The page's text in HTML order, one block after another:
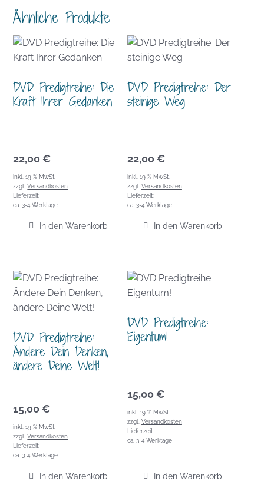
Ähnliche Produkte
DVD Predigtreihe: Die
Kraft Ihrer Gedanken
22,00 €
inkl. 19 % MwSt.
zzgl.Versandkosten
Lieferzeit:
ca. 3-4 Werktage
In den Warenkorb
DVD Predigtreihe: Der
steinige Weg
22,00 €
inkl. 19 % MwSt.
zzgl. Versandkosten
Lieferzeit:
ca. 3-4 Werktage
In den Warenkorb
DVD Predigtreihe:
Ändere Dein Denken,
ändere Deine Welt!
15,00 €
inkl. 19 % MwSt.
zzgl.Versandkosten
Lieferzeit:
ca. 3-4 Werktage
In den Warenkorb
DVD Predigtreihe:
Eigentum!
15,00 €
inkl. 19 % MwSt.
zzgl. Versandkosten
Lieferzeit:
ca. 3-4 Werktage
In den Warenkorb